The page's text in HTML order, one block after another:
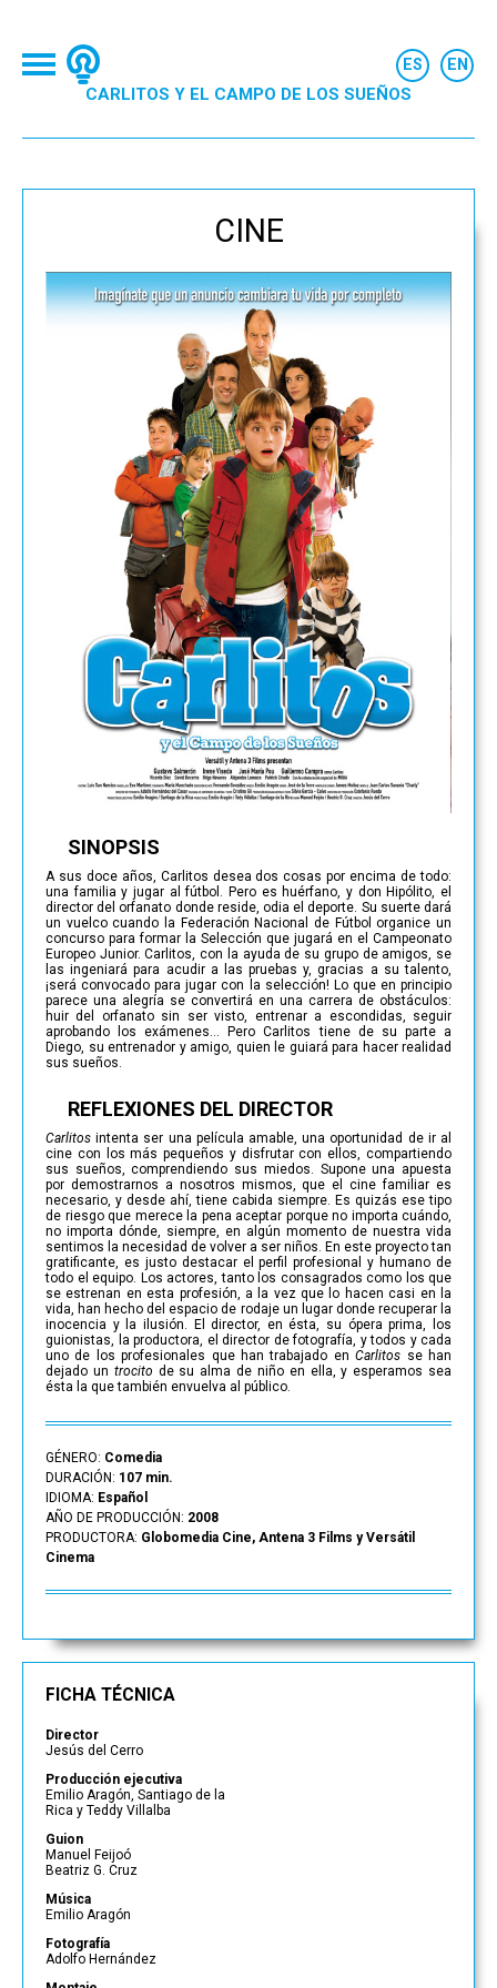
CARLITOS Y EL CAMPO DE LOS SUEÑOS
CINE
SINOPSIS
A sus doce años, Carlitos desea dos cosas por encima de todo:
una familia y jugar al fútbol. Pero es huérfano, y don Hipólito, el
director del orfanato donde reside, odia el deporte. Su suerte dará
un vuelco cuando la Federación Nacional de Fútbol organice un
concurso para formar la Selección que jugará en el Campeonato
Europeo Junior. Carlitos, con la ayuda de su grupo de amigos, se
las ingeniará para acudir a las pruebas y, gracias a su talento,
¡será convocado para jugar con la selección! Lo que en principio
parece una alegría se convertirá en una carrera de obstáculos:
huir del orfanato sin ser visto, entrenar a escondidas, seguir
aprobando los exámenes… Pero Carlitos tiene de su parte a
Diego, su entrenador y amigo, quien le guiará para hacer realidad
sus sueños.
REFLEXIONES DEL DIRECTOR
Carlitos intenta ser una película amable, una oportunidad de ir al
cine con los más pequeños y disfrutar con ellos, compartiendo
sus sueños, comprendiendo sus miedos. Supone una apuesta
por demostrarnos a nosotros mismos, que el cine familiar es
necesario, y desde ahí, tiene cabida siempre. Es quizás ese tipo
de riesgo que merece la pena aceptar porque no importa cuándo,
no importa dónde, siempre, en algún momento de nuestra vida
sentimos la necesidad de volver a ser niños. En este proyecto tan
gratificante, es justo destacar el perfil profesional y humano de
todo el equipo. Los actores, tanto los consagrados como los que
se estrenan en esta profesión, a la vez que lo hacen casi en la
vida, han hecho del espacio de rodaje un lugar donde recuperar la
inocencia y la ilusión. El director, en ésta, su ópera prima, los
guionistas, la productora, el director de fotografía, y todos y cada
uno de los profesionales que han trabajado enCarlitos se han
dejado un trocito de su alma de niño en ella, y esperamos sea
ésta la que también envuelva al público.
GÉNERO: Comedia
DURACIÓN: 107 min.
IDIOMA: Español
AÑO DE PRODUCCIÓN: 2008
PRODUCTORA: Globomedia Cine, Antena 3 Films y Versátil
Cinema
FICHA TÉCNICA
Director
Jesús del Cerro
Producción ejecutiva
Emilio Aragón, Santiago de la
Rica y Teddy Villalba
Guion
Manuel Feijoó
Beatriz G. Cruz
Música
Emilio Aragón
Fotografía
Adolfo Hernández